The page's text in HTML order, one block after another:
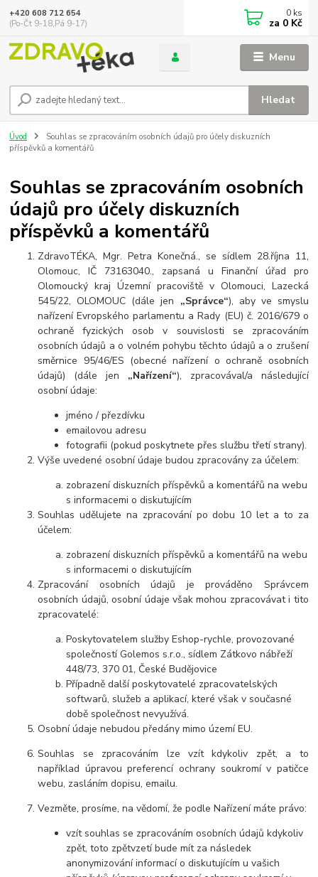
Menu
Hledat
+420 608 712 654
(Po-Čt 9-18,Pá 9-17)
0 ks
za 0 Kč
Úvod
Souhlas se zpracováním osobních údajů pro účely diskuzních
příspěvků a komentářů
Souhlas se zpracováním osobních
údajů pro účely diskuzních
příspěvků a komentářů
ZdravoTÉKA, Mgr. Petra Konečná., se sídlem 28.října 11,
Olomouc, IČ 73163040., zapsaná u Finanční úřad pro
Olomoucký kraj Územní pracoviště v Olomouci, Lazecká
545/22, OLOMOUC (dále jen „Správce“), aby ve smyslu
nařízení Evropského parlamentu a Rady (EU) č. 2016/679 o
ochraně fyzických osob v souvislosti se zpracováním
osobních údajů a o volném pohybu těchto údajů a o zrušení
směrnice 95/46/ES (obecné nařízení o ochraně osobních
údajů) (dále jen „Nařízení“), zpracovával/a následující
osobní údaje:
jméno / přezdívku
emailovou adresu
fotografii (pokud poskytnete přes službu třetí strany).
Výše uvedené osobní údaje budou zpracovány za účelem:
zobrazení diskuzních příspěvků a komentářů na webu
s informacemi o diskutujícím
Souhlas udělujete na zpracování po dobu 10 let a to za
účelem:
zobrazení diskuzních příspěvků a komentářů na webu
s informacemi o diskutujícím
Zpracování osobních údajů je prováděno Správcem
osobních údajů, osobní údaje však mohou zpracovávat i tito
zpracovatelé:
Poskytovatelem služby Eshop-rychle, provozované
společností Golemos s.r.o., sídlem Zátkovo nábřeží
448/73, 370 01, České Budějovice
Případně další poskytovatelé zpracovatelských
softwarů, služeb a aplikací, které však v současné
době společnost nevyužívá.
Osobní údaje nebudou předány mimo území EU.
Souhlas se zpracováním lze vzít kdykoliv zpět, a to
například úpravou preferencí ochrany soukromí v patičce
webu, zasláním dopisu, emailu.
Vezměte, prosíme, na vědomí, že podle Nařízení máte právo:
vzít souhlas se zpracováním osobních údajů kdykoliv
zpět, toto zpětvzetí bude mít za následek
anonymizování informací o diskutujícím u vašich